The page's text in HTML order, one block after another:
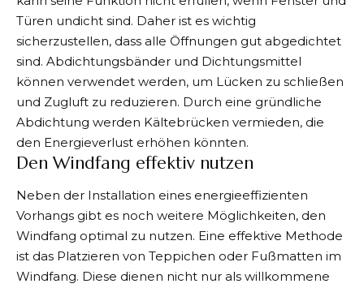
Türen undicht sind. Daher ist es wichtig
sicherzustellen, dass alle Öffnungen gut abgedichtet
sind. Abdichtungsbänder und Dichtungsmittel
können verwendet werden, um Lücken zu schließen
und Zugluft zu reduzieren. Durch eine gründliche
Abdichtung werden Kältebrücken vermieden, die
den Energieverlust erhöhen könnten.
Den Windfang effektiv nutzen
Neben der Installation eines energieeffizienten
Vorhangs gibt es noch weitere Möglichkeiten, den
Windfang optimal zu nutzen. Eine effektive Methode
ist das Platzieren von Teppichen oder Fußmatten im
Windfang. Diese dienen nicht nur als willkommene